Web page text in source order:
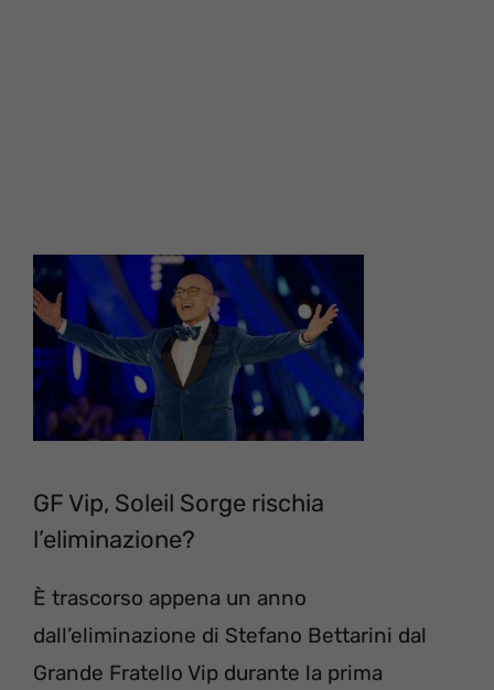
GF Vip, Soleil Sorge rischia
l’eliminazione?
È trascorso appena un anno
dall’eliminazione di Stefano Bettarini dal
Grande Fratello Vip durante la prima